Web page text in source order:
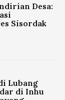
Desa:
Sisordak
Lubang
di Inhu